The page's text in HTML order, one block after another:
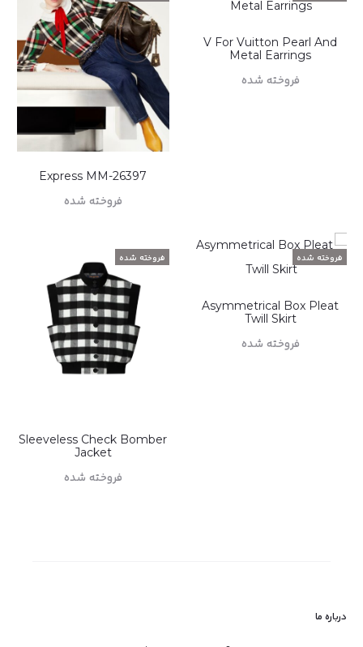
V For Vuitton Pearl And
Metal Earrings
فروخته شده
26397-Express MM
فروخته شده
فروخته شده
Asymmetrical Box Pleat
Twill Skirt
فروخته شده
فروخته شده
Sleeveless Check Bomber
Jacket
فروخته شده
درباره ما